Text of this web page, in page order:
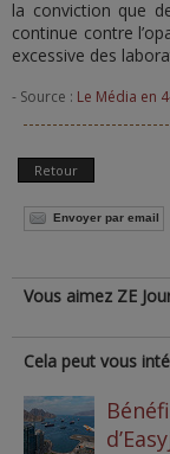
la conviction que
continue contre
excessive des
- Source : Le Média en
Retour
Envoyer par email
Vous aimez ZE
Cela peut vous